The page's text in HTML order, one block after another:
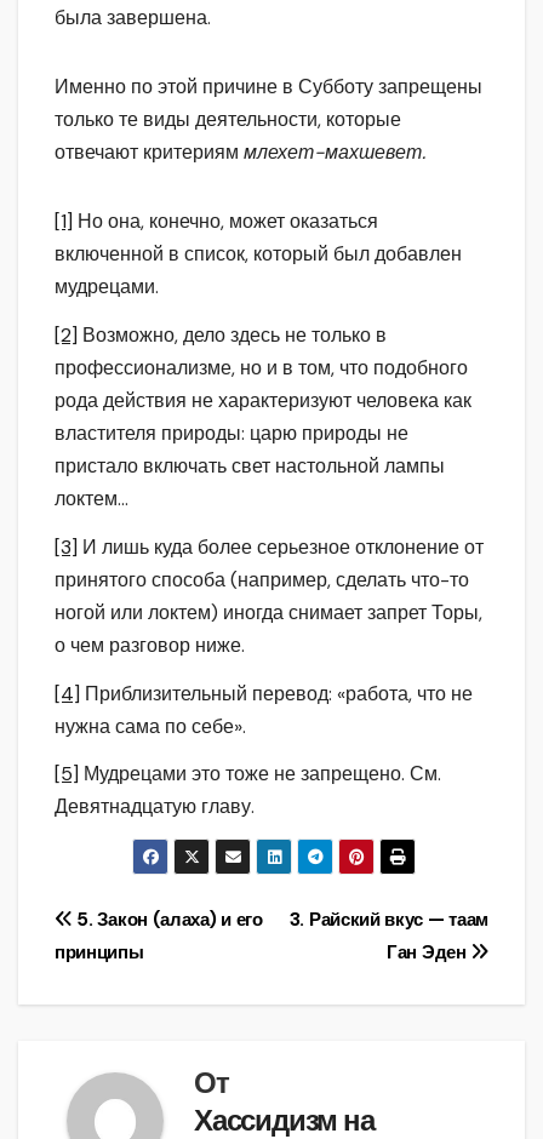
была завершена.
Именно по этой причине в Субботу запрещены
только те виды деятельности, которые
отвечают критериям млехет-махшевет.
[1] Но она, конечно, может оказаться
включенной в список, который был добавлен
мудрецами.
[2] Возможно, дело здесь не только в
профессионализме, но и в том, что подобного
рода действия не характеризуют человека как
властителя природы: царю природы не
пристало включать свет настольной лампы
локтем…
[3] И лишь куда более серьезное отклонение от
принятого способа (например, сделать что-то
ногой или локтем) иногда снимает запрет Торы,
о чем разговор ниже.
[4] Приблизительный перевод: «работа, что не
нужна сама по себе».
[5] Мудрецами это тоже не запрещено. См.
Девятнадцатую главу.
Навигация
по
3. Райский вкус — таам
Ган Эден
5. Закон (алаха) и его
принципы
От
Хассидизм на